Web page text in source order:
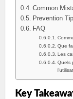
Common
Prevention
FAQ
Que
Les
Quels
Key